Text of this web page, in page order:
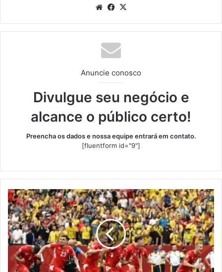
WebsiteFacebook
Anuncie conosco
Divulgue seu negócio e
alcance o público certo!
Preencha os dados e nossa equipe entrará em contato.
[fluentform id="9"]
Suíça
bate
Colômbia
nos
pênaltis
e
avança